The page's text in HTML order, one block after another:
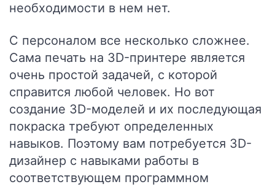
необходимости в нем нет.
С персоналом все несколько сложнее.
Сама печать на 3D-принтере является
очень простой задачей, с которой
справится любой человек. Но вот
создание 3D-моделей и их последующая
покраска требуют определенных
навыков. Поэтому вам потребуется 3D-
дизайнер с навыками работы в
соответствующем программном